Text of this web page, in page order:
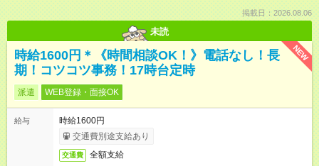
掲載日：2026.08.06
未読
NEW
時給1600円＊《時間相談OK！》電話なし！長
期！コツコツ事務！17時台定時
派遣 WEB登録・面接OK
給与
時給1600円
交通費別途支給あり
交通費 全額支給